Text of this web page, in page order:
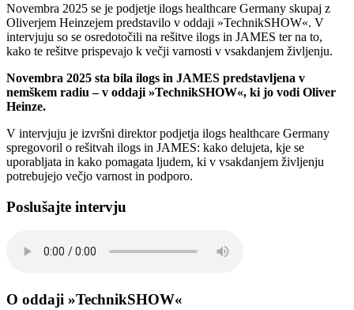
Novembra 2025 se je podjetje ilogs healthcare Germany skupaj z
Oliverjem Heinzejem predstavilo v oddaji »TechnikSHOW«. V
intervjuju so se osredotočili na rešitve ilogs in JAMES ter na to,
kako te rešitve prispevajo k večji varnosti v vsakdanjem življenju.
Novembra 2025 sta bila ilogs in JAMES predstavljena v
nemškem radiu – v oddaji »TechnikSHOW«, ki jo vodi Oliver
Heinze.
V intervjuju je izvršni direktor podjetja ilogs healthcare Germany
spregovoril o rešitvah ilogs in JAMES: kako delujeta, kje se
uporabljata in kako pomagata ljudem, ki v vsakdanjem življenju
potrebujejo večjo varnost in podporo.
Poslušajte intervju
O oddaji »TechnikSHOW«